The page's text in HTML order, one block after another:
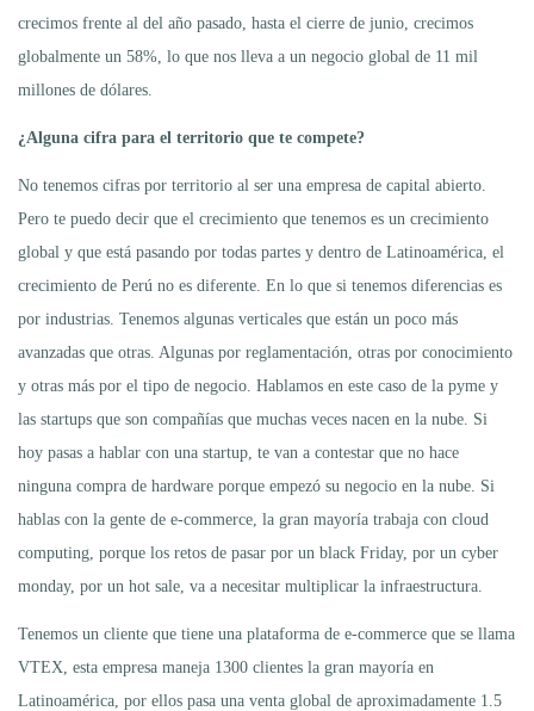
crecimos frente al del año pasado, hasta el cierre de junio, crecimos
globalmente un 58%, lo que nos lleva a un negocio global de 11 mil
millones de dólares.
¿Alguna cifra para el territorio que te compete?
No tenemos cifras por territorio al ser una empresa de capital abierto.
Pero te puedo decir que el crecimiento que tenemos es un crecimiento
global y que está pasando por todas partes y dentro de Latinoamérica, el
crecimiento de Perú no es diferente. En lo que si tenemos diferencias es
por industrias. Tenemos algunas verticales que están un poco más
avanzadas que otras. Algunas por reglamentación, otras por conocimiento
y otras más por el tipo de negocio. Hablamos en este caso de la pyme y
las startups que son compañías que muchas veces nacen en la nube. Si
hoy pasas a hablar con una startup, te van a contestar que no hace
ninguna compra de hardware porque empezó su negocio en la nube. Si
hablas con la gente de e-commerce, la gran mayoría trabaja con cloud
computing, porque los retos de pasar por un black Friday, por un cyber
monday, por un hot sale, va a necesitar multiplicar la infraestructura.
Tenemos un cliente que tiene una plataforma de e-commerce que se llama
VTEX, esta empresa maneja 1300 clientes la gran mayoría en
Latinoamérica, por ellos pasa una venta global de aproximadamente 1.5